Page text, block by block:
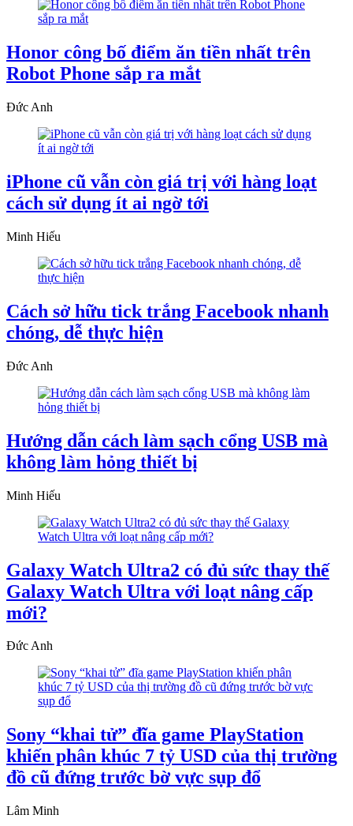
Honor công bố điểm ăn tiền nhất trên
Robot Phone sắp ra mắt
Đức Anh
iPhone cũ vẫn còn giá trị với hàng loạt
cách sử dụng ít ai ngờ tới
Minh Hiếu
Cách sở hữu tick trắng Facebook nhanh
chóng, dễ thực hiện
Đức Anh
Hướng dẫn cách làm sạch cổng USB mà
không làm hỏng thiết bị
Minh Hiếu
Galaxy Watch Ultra2 có đủ sức thay thế
Galaxy Watch Ultra với loạt nâng cấp
mới?
Đức Anh
Sony “khai tử” đĩa game PlayStation
khiến phân khúc 7 tỷ USD của thị trường
đồ cũ đứng trước bờ vực sụp đổ
Lâm Minh